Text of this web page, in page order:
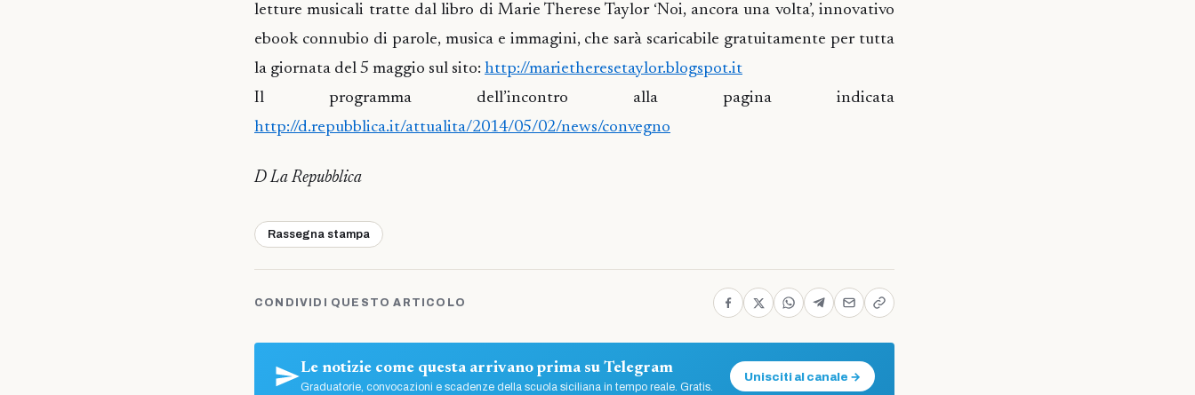
letture musicali tratte dal libro di Marie Therese Taylor ‘Noi, ancora una volta’, innovativo
ebook connubio di parole, musica e immagini, che sarà scaricabile gratuitamente per tutta
la giornata del 5 maggio sul sito: http://marietheresetaylor.blogspot.it
Il programma dell’incontro alla pagina indicata
http://d.repubblica.it/attualita/2014/05/02/news/convegno
D La Repubblica
Rassegna stampa
CONDIVIDI QUESTO ARTICOLO
Le notizie come questa arrivano prima su Telegram
Graduatorie, convocazioni e scadenze della scuola siciliana in tempo reale. Gratis.
Unisciti al canale →